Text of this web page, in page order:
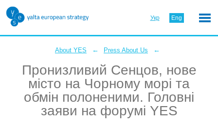
Укр Eng
About YES ← Press About Us ←
Пронизливий Сенцов, нове
місто на Чорному морі та
обмін полоненими. Головні
заяви на форумі YES